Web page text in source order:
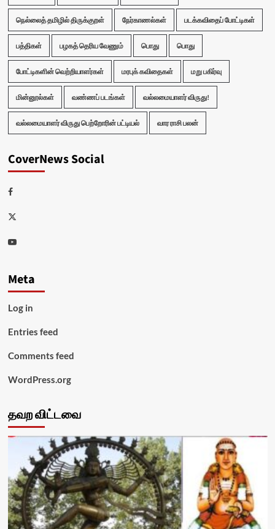
நெல்லைத் தமிழில் திருக்குறள் நேர்காணல்கள் படக்கவிதைப் போட்டிகள்
பத்திகள் பழகத் தெரிய வேணும் பொது பொது
போட்டிகளின் வெற்றியாளர்கள் மரபுக் கவிதைகள் மறு பகிர்வு
மின்னூல்கள் வண்ணப் படங்கள் வல்லமையாளர் விருது!
வல்லமையாளர் விருது பெற்றோரின் பட்டியல் வார ராசி பலன்
CoverNews Social
Facebook
Twitter
Youtube
Meta
Log in
Entries feed
Comments feed
WordPress.org
தவற விட்டவை